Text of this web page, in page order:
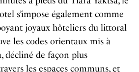
s’impose également comme
joyaux hôteliers du littoral
les codes orientaux mis à
décliné de façon plus
les espaces communs, et